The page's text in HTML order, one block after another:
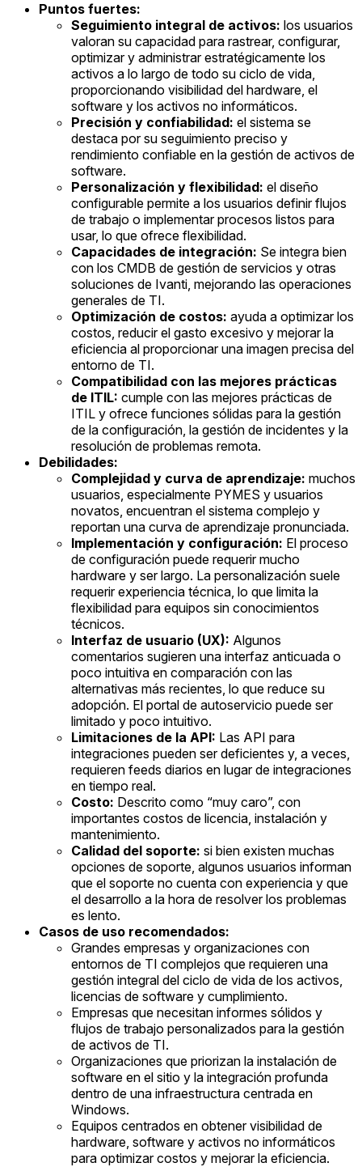
Puntos fuertes:
Seguimiento integral de activos: los usuarios
valoran su capacidad para rastrear, configurar,
optimizar y administrar estratégicamente los
activos a lo largo de todo su ciclo de vida,
proporcionando visibilidad del hardware, el
software y los activos no informáticos.
Precisión y confiabilidad: el sistema se
destaca por su seguimiento preciso y
rendimiento confiable en la gestión de activos de
software.
Personalización y flexibilidad: el diseño
configurable permite a los usuarios definir flujos
de trabajo o implementar procesos listos para
usar, lo que ofrece flexibilidad.
Capacidades de integración: Se integra bien
con los CMDB de gestión de servicios y otras
soluciones de Ivanti, mejorando las operaciones
generales de TI.
Optimización de costos: ayuda a optimizar los
costos, reducir el gasto excesivo y mejorar la
eficiencia al proporcionar una imagen precisa del
entorno de TI.
Compatibilidad con las mejores prácticas
de ITIL: cumple con las mejores prácticas de
ITIL y ofrece funciones sólidas para la gestión
de la configuración, la gestión de incidentes y la
resolución de problemas remota.
Debilidades:
Complejidad y curva de aprendizaje: muchos
usuarios, especialmente PYMES y usuarios
novatos, encuentran el sistema complejo y
reportan una curva de aprendizaje pronunciada.
Implementación y configuración: El proceso
de configuración puede requerir mucho
hardware y ser largo. La personalización suele
requerir experiencia técnica, lo que limita la
flexibilidad para equipos sin conocimientos
técnicos.
Interfaz de usuario (UX): Algunos
comentarios sugieren una interfaz anticuada o
poco intuitiva en comparación con las
alternativas más recientes, lo que reduce su
adopción. El portal de autoservicio puede ser
limitado y poco intuitivo.
Limitaciones de la API: Las API para
integraciones pueden ser deficientes y, a veces,
requieren feeds diarios en lugar de integraciones
en tiempo real.
Costo: Descrito como “muy caro”, con
importantes costos de licencia, instalación y
mantenimiento.
Calidad del soporte: si bien existen muchas
opciones de soporte, algunos usuarios informan
que el soporte no cuenta con experiencia y que
el desarrollo a la hora de resolver los problemas
es lento.
Casos de uso recomendados:
Grandes empresas y organizaciones con
entornos de TI complejos que requieren una
gestión integral del ciclo de vida de los activos,
licencias de software y cumplimiento.
Empresas que necesitan informes sólidos y
flujos de trabajo personalizados para la gestión
de activos de TI.
Organizaciones que priorizan la instalación de
software en el sitio y la integración profunda
dentro de una infraestructura centrada en
Windows.
Equipos centrados en obtener visibilidad de
hardware, software y activos no informáticos
para optimizar costos y mejorar la eficiencia.